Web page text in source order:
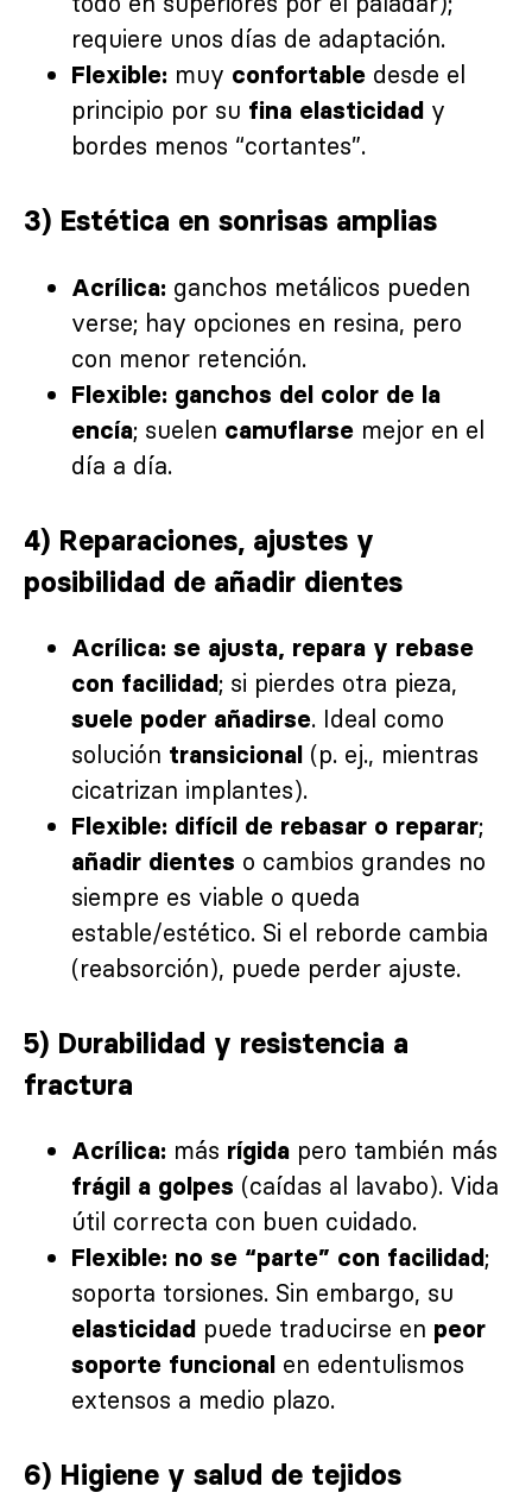
requiere unos días de adaptación.
Flexible: muy confortable desde el
principio por su fina elasticidad y
bordes menos “cortantes”.
3) Estética en sonrisas amplias
Acrílica: ganchos metálicos pueden
verse; hay opciones en resina, pero
con menor retención.
Flexible: ganchos del color de la
encía; suelen camuflarse mejor en el
día a día.
4) Reparaciones, ajustes y
posibilidad de añadir dientes
Acrílica: se ajusta, repara y rebase
con facilidad; si pierdes otra pieza,
suele poder añadirse. Ideal como
solución transicional (p. ej., mientras
cicatrizan implantes).
Flexible: difícil de rebasar o reparar;
añadir dientes o cambios grandes no
siempre es viable o queda
estable/estético. Si el reborde cambia
(reabsorción), puede perder ajuste.
5) Durabilidad y resistencia a
fractura
Acrílica: más rígida pero también más
frágil a golpes (caídas al lavabo). Vida
útil correcta con buen cuidado.
Flexible: no se “parte” con facilidad;
soporta torsiones. Sin embargo, su
elasticidad puede traducirse en peor
soporte funcional en edentulismos
extensos a medio plazo.
6) Higiene y salud de tejidos